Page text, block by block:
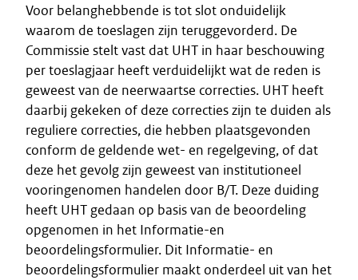
Voor belanghebbende is tot slot onduidelijk
waarom de toeslagen zijn teruggevorderd. De
Commissie stelt vast dat UHT in haar beschouwing
per toeslagjaar heeft verduidelijkt wat de reden is
geweest van de neerwaartse correcties. UHT heeft
daarbij gekeken of deze correcties zijn te duiden als
reguliere correcties, die hebben plaatsgevonden
conform de geldende wet- en regelgeving, of dat
deze het gevolg zijn geweest van institutioneel
vooringenomen handelen door B/T. Deze duiding
heeft UHT gedaan op basis van de beoordeling
opgenomen in het Informatie-en
beoordelingsformulier. Dit Informatie- en
beoordelingsformulier maakt onderdeel uit van het